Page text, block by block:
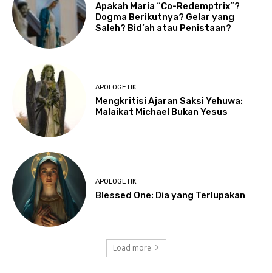
Apakah Maria “Co-Redemptrix”?
Dogma Berikutnya? Gelar yang
Saleh? Bid’ah atau Penistaan?
APOLOGETIK
Mengkritisi Ajaran Saksi Yehuwa:
Malaikat Michael Bukan Yesus
APOLOGETIK
Blessed One: Dia yang Terlupakan
Load more